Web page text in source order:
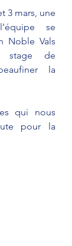
3 mars, une
se
Noble Vals
stage de
la
qui nous
pour la